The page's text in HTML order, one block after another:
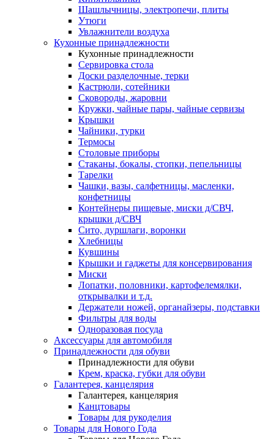
Шашлычницы, электропечи, плиты
Утюги
Увлажнители воздуха
Кухонные принадлежности
Кухонные принадлежности
Сервировка стола
Доски разделочные, терки
Кастрюли, сотейники
Сковороды, жаровни
Кружки, чайные пары, чайные сервизы
Крышки
Чайники, турки
Термосы
Столовые приборы
Стаканы, бокалы, стопки, пепельницы
Тарелки
Чашки, вазы, салфетницы, масленки,
конфетницы
Контейнеры пищевые, миски д/СВЧ,
крышки д/СВЧ
Сито, дуршлаги, воронки
Хлебницы
Кувшины
Крышки и гаджеты для консервирования
Миски
Лопатки, половники, картофелемялки,
открывалки и т.д.
Держатели ножей, органайзеры, подставки
Фильтры для воды
Одноразовая посуда
Аксессуары для автомобиля
Принадлежности для обуви
Принадлежности для обуви
Крем, краска, губки для обуви
Галантерея, канцелярия
Галантерея, канцелярия
Канцтовары
Товары для рукоделия
Товары для Нового Года